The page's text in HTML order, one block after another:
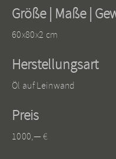
Größe | Maße |
60x80x2 cm
Herstellungsart
Öl auf Leinwand
Preis
1000,— €